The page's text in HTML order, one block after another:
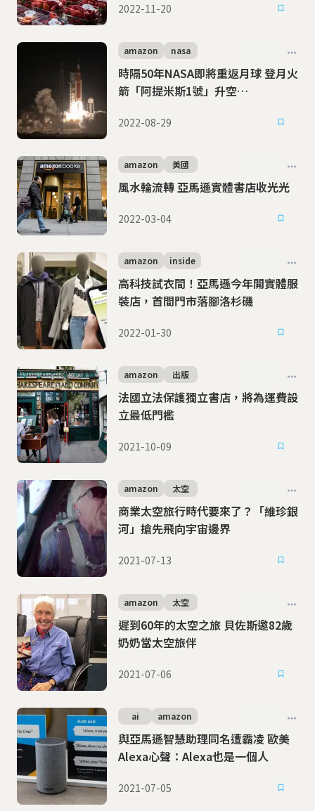
2022-11-20
時隔50年NASA即將重返月球 登月火
箭「阿提米斯1號」升空
amazon nasa
2022-08-29
風水輪流轉 亞馬遜實體書店收光光
amazon 美國
2022-03-04
高科技試衣間！亞馬遜今年開實體服
裝店，首間門市落腳洛杉磯
amazon inside
2022-01-30
法國立法保護獨立書店，將為運費設
立最低門檻
amazon 出版
2021-10-09
商業太空旅行時代要來了？「維珍銀
河」搶先飛向宇宙邊界
amazon 太空
2021-07-13
遲到60年的太空之旅 貝佐斯邀82歲
奶奶當太空旅伴
amazon 太空
2021-07-06
與亞馬遜智慧助理同名遭霸凌 歐美
Alexa心聲：Alexa也是一個人
ai amazon
2021-07-05